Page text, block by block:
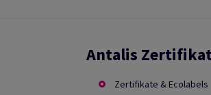
Antalis
Zertifikate & Ecolabels